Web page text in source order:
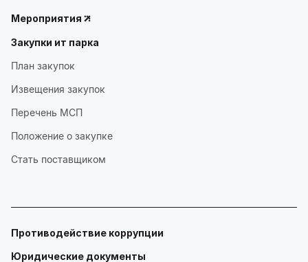
Мероприятия
Закупки ит парка
План закупок
Извещения закупок
Перечень МСП
Положение о закупке
Стать поставщиком
Противодействие коррупции
Юридические документы